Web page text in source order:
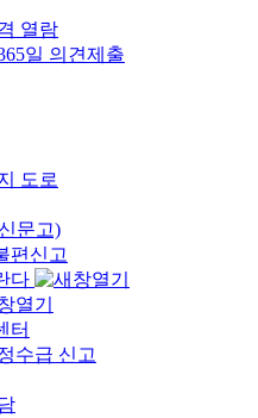
열람
일 의견제출
도로
문고)
편신고
다
터
수급 신고